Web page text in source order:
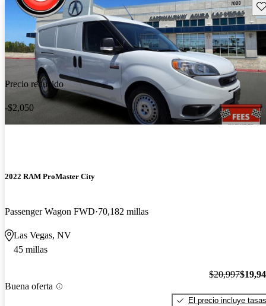
Precio reducido
-$2,050
2022 RAM ProMaster City
Passenger Wagon FWD 70,182 millas
Las Vegas, NV
45 millas
Buena oferta
$20,997
El precio incluye tasas